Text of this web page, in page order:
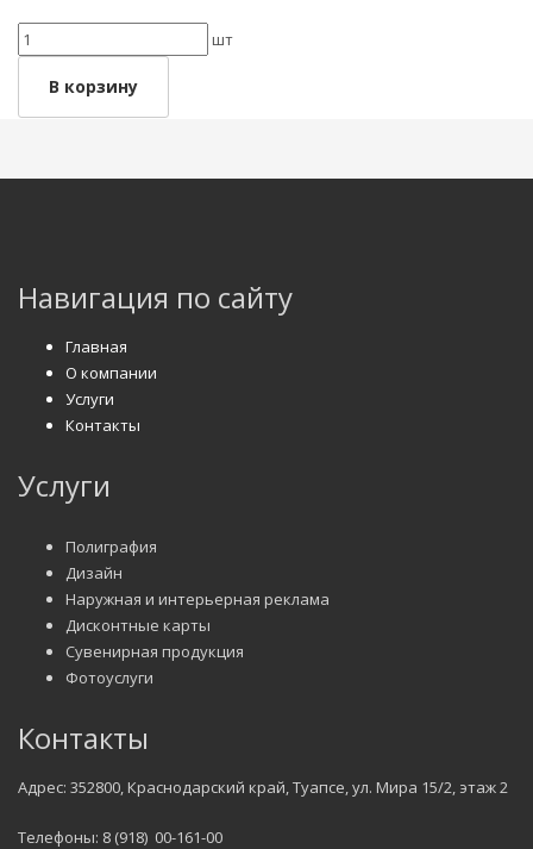
шт
В корзину
Навигация по сайту
Главная
О компании
Услуги
Контакты
Услуги
Полиграфия
Дизайн
Наружная и интерьерная реклама
Дисконтные карты
Сувенирная продукция
Фотоуслуги
Контакты
Адрес: 352800, Краснодарский край, Туапсе, ул. Мира 15/2, этаж 2
Телефоны: 8 (918) 00-161-00